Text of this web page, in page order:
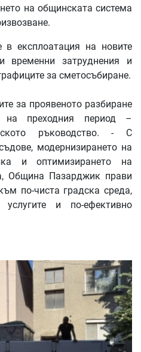
на общинската система
експлоатация на новите
временни затруднения и
за сметосъбиране.
за проявеното разбиране
преходния период –
ръководство. - С
модернизирането на
и оптимизирането на
Община Пазарджик прави
по-чиста градска среда,
и по-ефективно